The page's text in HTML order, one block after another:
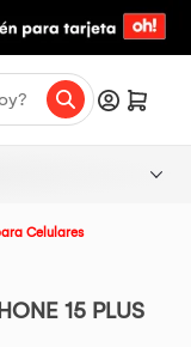
Celulares
15 PLUS